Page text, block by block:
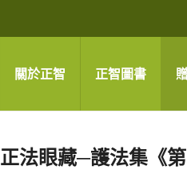
關於正智 正智圖書
正法眼藏─護法集《第